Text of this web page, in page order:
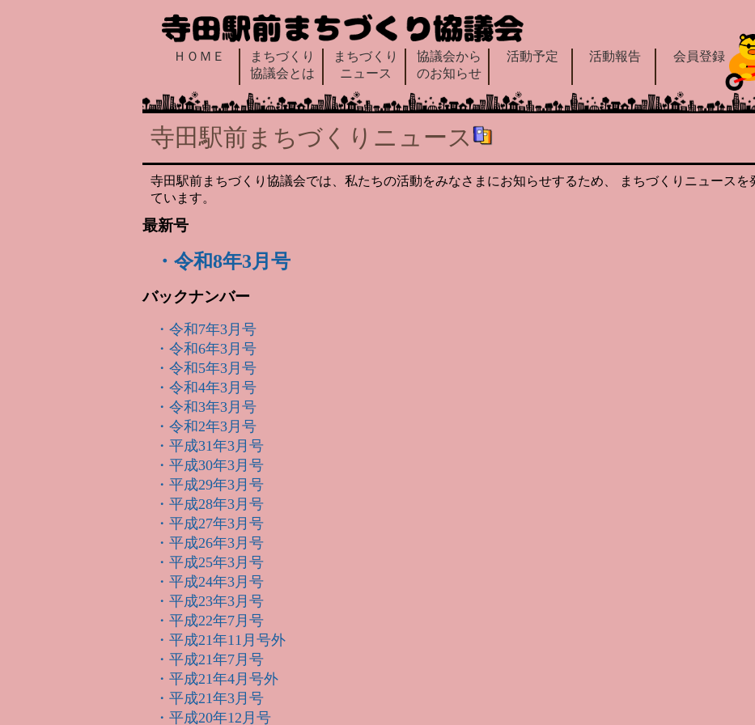
ＨＯＭＥ
まちづくり
協議会とは
まちづくり
ニュース
協議会から
のお知らせ
活動予定 活動報告 会員登録
寺田駅前まちづくりニュース
寺田駅前まちづくり協議会では、私たちの活動をみなさまにお知らせするため、 まちづくりニュースを
ています。
最新号
・令和8年3月号
バックナンバー
・令和7年3月号
・令和6年3月号
・令和5年3月号
・令和4年3月号
・令和3年3月号
・令和2年3月号
・平成31年3月号
・平成30年3月号
・平成29年3月号
・平成28年3月号
・平成27年3月号
・平成26年3月号
・平成25年3月号
・平成24年3月号
・平成23年3月号
・平成22年7月号
・平成21年11月号外
・平成21年7月号
・平成21年4月号外
・平成21年3月号
・平成20年12月号